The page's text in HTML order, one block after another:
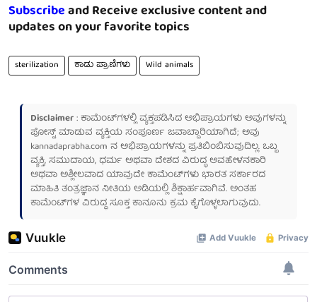
Subscribeand Receive exclusive content and
updates on your favorite topics
sterilization ಕಾಡು ಪ್ರಾಣಿಗಳು Wild animals
Disclaimer: ಕಾಮೆಂಟ್‌ಗಳಲ್ಲಿ ವ್ಯಕ್ತಪಡಿಸಿದ ಅಭಿಪ್ರಾಯಗಳು ಅವುಗಳನ್ನು
ಪೋಸ್ಟ್ ಮಾಡುವ ವ್ಯಕ್ತಿಯ ಸಂಪೂರ್ಣ ಜವಾಬ್ದಾರಿಯಾಗಿದೆ; ಅವು
kannadaprabha.com ನ ಅಭಿಪ್ರಾಯಗಳನ್ನು ಪ್ರತಿಬಿಂಬಿಸುವುದಿಲ್ಲ. ಒಬ್ಬ
ವ್ಯಕ್ತಿ, ಸಮುದಾಯ, ಧರ್ಮ ಅಥವಾ ದೇಶದ ವಿರುದ್ಧ ಅವಹೇಳನಕಾರಿ
ಅಥವಾ ಅಶ್ಲೀಲವಾದ ಯಾವುದೇ ಕಾಮೆಂಟ್‌ಗಳು ಭಾರತ ಸರ್ಕಾರದ
ಮಾಹಿತಿ ತಂತ್ರಜ್ಞಾನ ನೀತಿಯ ಅಡಿಯಲ್ಲಿ ಶಿಕ್ಷಾರ್ಹವಾಗಿವೆ. ಅಂತಹ
ಕಾಮೆಂಟ್‌ಗಳ ವಿರುದ್ಧ ಸೂಕ್ತ ಕಾನೂನು ಕ್ರಮ ಕೈಗೊಳ್ಳಲಾಗುವುದು.